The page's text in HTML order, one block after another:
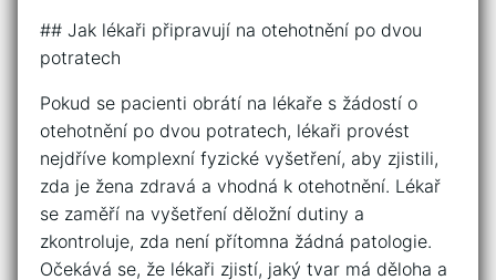
## Jak lékaři připravují na otehotnění po dvou
potratech
Pokud se pacienti obrátí na lékaře s žádostí o
otehotnění po dvou potratech, lékaři provést
nejdříve komplexní fyzické vyšetření, aby zjistili,
zda je žena zdravá a vhodná k otehotnění. Lékař
se zaměří na vyšetření děložní dutiny a
zkontroluje, zda není přítomna žádná patologie.
Očekává se, že lékaři zjistí, jaký tvar má děloha a